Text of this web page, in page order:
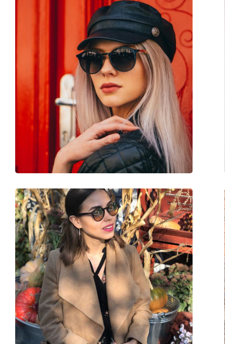
Formato da armação:
Redondos
Preto
Material da armação:
Metal/Plástico
M
Calibre total dos óculos:
139 mm
Comprimento das hastes:
145 mm
Ponte:
18 mm
Peso:
100 g
Almofadas nasais ajustáveis:
Não
Acessórios
Estojo:
Sim
Pano de limpeza:
Sim
Outros
Género:
Mulher
Categoria:
Óculos de sol
Marca:
Ray-Ban
Uso:
Moda
Código:
RB4171 601/55 54
Disponível com receita médica:
Sim